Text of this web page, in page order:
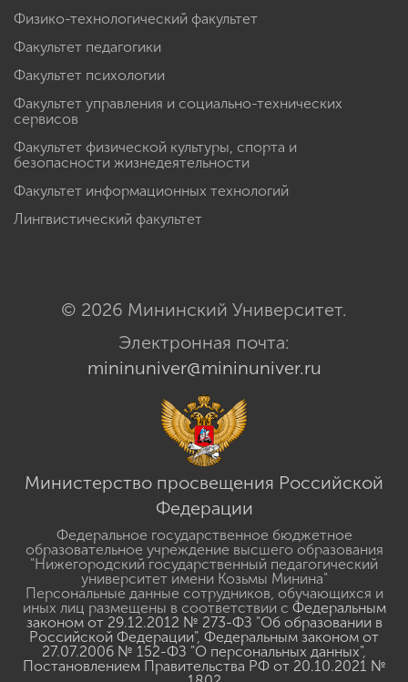
Физико-технологический факультет
Факультет педагогики
Факультет психологии
Факультет управления и социально-технических
сервисов
Факультет физической культуры, спорта и
безопасности жизнедеятельности
Факультет информационных технологий
Лингвистический факультет
© 2026 Мининский Университет.
Электронная почта:
mininuniver@mininuniver.ru
Министерство просвещения Российской
Федерации
Федеральное государственное бюджетное
образовательное учреждение высшего образования
"Нижегородский государственный педагогический
университет имени Козьмы Минина"
Персональные данные сотрудников, обучающихся и
иных лиц размещены в соответствии с Федеральным
законом от 29.12.2012 № 273-ФЗ "Об образовании в
Российской Федерации", Федеральным законом от
27.07.2006 № 152-ФЗ "О персональных данных",
Постановлением Правительства РФ от 20.10.2021 №